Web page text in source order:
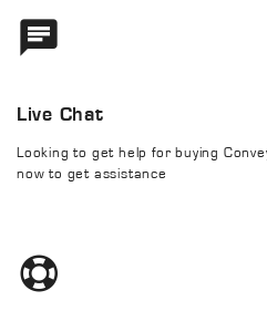
Live Chat
Looking to get help for buying
now to get assistance